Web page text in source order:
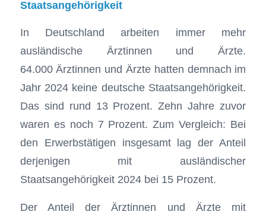
Staatsangehörigkeit
In Deutschland arbeiten immer mehr
ausländische Ärztinnen und Ärzte.
64.000 Ärztinnen und Ärzte hatten demnach im
Jahr 2024 keine deutsche Staatsangehörigkeit.
Das sind rund 13 Prozent. Zehn Jahre zuvor
waren es noch 7 Prozent. Zum Vergleich: Bei
den Erwerbstätigen insgesamt lag der Anteil
derjenigen mit ausländischer
Staatsangehörigkeit 2024 bei 15 Prozent.
Der Anteil der Ärztinnen und Ärzte mit